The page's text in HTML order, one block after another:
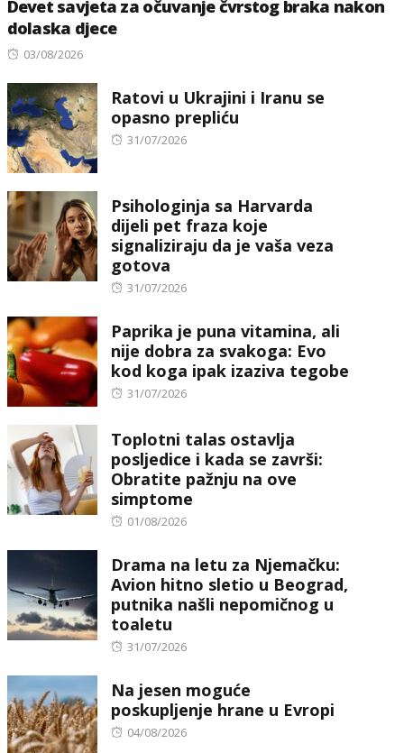
Devet savjeta za očuvanje čvrstog braka nakon
dolaska djece
Posted
03/08/2026
Ratovi u Ukrajini i Iranu se
opasno prepliću
Posted
31/07/2026
Psihologinja sa Harvarda
dijeli pet fraza koje
signaliziraju da je vaša veza
gotova
Posted
31/07/2026
Paprika je puna vitamina, ali
nije dobra za svakoga: Evo
kod koga ipak izaziva tegobe
Posted
31/07/2026
Toplotni talas ostavlja
posljedice i kada se završi:
Obratite pažnju na ove
simptome
Posted
01/08/2026
Drama na letu za Njemačku:
Avion hitno sletio u Beograd,
putnika našli nepomičnog u
toaletu
Posted
31/07/2026
Na jesen moguće
poskupljenje hrane u Evropi
Posted
04/08/2026